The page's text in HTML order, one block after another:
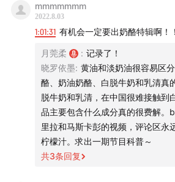
mmmmmmm
2022.8.03
1:01:31 有机会一定要出奶酪特辑啊
月莞柔 : 记录了！
晓罗依墨: 黄油和淡奶油很容易区
酪、奶油奶酪、白脱牛奶和乳清真
脱牛奶和乳清，在中国很难接触到
品主要包含什么成分真的很费解。
里拉和马斯卡彭的视频，评论区永
柠檬汁。求出一期节目科普～
共3条回复